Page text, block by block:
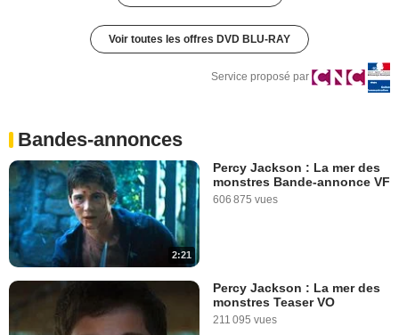
Voir toutes les offres DVD BLU-RAY
Service proposé par
Bandes-annonces
2:21
Percy Jackson : La mer des
monstres Bande-annonce VF
606 875 vues
Percy Jackson : La mer des
monstres Teaser VO
211 095 vues